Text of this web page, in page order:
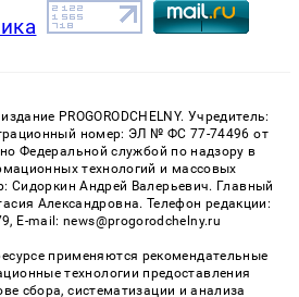
PROGORODCHELNY. Учредитель:
номер: ЭЛ № ФС 77-74496 от
Федеральной службой по надзору в
технологий и массовых
Сидоркин Андрей Валерьевич. Главный
Александровна. Телефон редакции:
E-mail: news@progorodchelny.ru
применяются рекомендательные
технологии предоставления
сбора, систематизации и анализа